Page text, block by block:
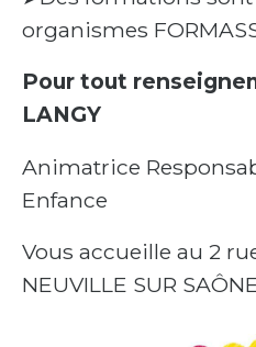
organismes
Pour tout
LANGY
Animatrice
Enfance
Vous accueille au 2
NEUVILLE SUR SAÔNE